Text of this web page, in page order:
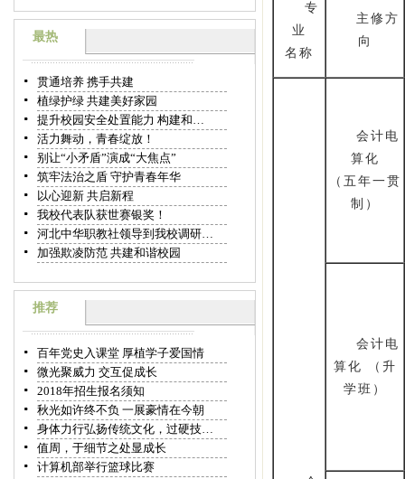
最热
贯通培养 携手共建
植绿护绿 共建美好家园
提升校园安全处置能力 构建和…
活力舞动，青春绽放！
别让“小矛盾”演成“大焦点”
筑牢法治之盾 守护青春年华
以心迎新 共启新程
我校代表队获世赛银奖！
河北中华职教社领导到我校调研…
加强欺凌防范 共建和谐校园
推荐
百年党史入课堂 厚植学子爱国情
微光聚威力 交互促成长
2018年招生报名须知
秋光如许终不负 一展豪情在今朝
身体力行弘扬传统文化，过硬技…
值周，于细节之处显成长
计算机部举行篮球比赛
专
业
名称
主修方
向
会计电
算化
（五年一贯
制）
会计电
算化 （升
学班）